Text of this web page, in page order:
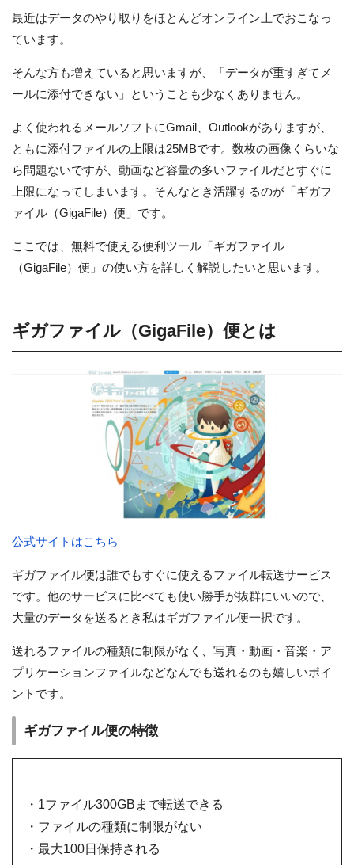
最近はデータのやり取りをほとんどオンライン上でおこなっ
ています。
そんな方も増えていると思いますが、「データが重すぎてメ
ールに添付できない」ということも少なくありません。
よく使われるメールソフトにGmail、Outlookがありますが、
ともに添付ファイルの上限は25MBです。数枚の画像くらいな
ら問題ないですが、動画など容量の多いファイルだとすぐに
上限になってしまいます。そんなとき活躍するのが「ギガフ
ァイル（GigaFile）便」です。
ここでは、無料で使える便利ツール「ギガファイル
（GigaFile）便」の使い方を詳しく解説したいと思います。
ギガファイル（GigaFile）便とは
公式サイトはこちら
ギガファイル便は誰でもすぐに使えるファイル転送サービス
です。他のサービスに比べても使い勝手が抜群にいいので、
大量のデータを送るとき私はギガファイル便一択です。
送れるファイルの種類に制限がなく、写真・動画・音楽・ア
プリケーションファイルなどなんでも送れるのも嬉しいポイ
ントです。
ギガファイル便の特徴
・1ファイル300GBまで転送できる
・ファイルの種類に制限がない
・最大100日保持される